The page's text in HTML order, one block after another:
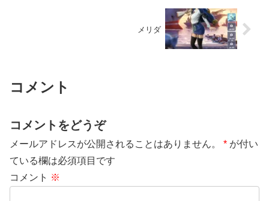
メリダ
コメント
コメントをどうぞ
メールアドレスが公開されることはありません。 * が付い
ている欄は必須項目です
コメント ※